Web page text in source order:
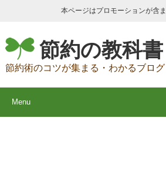
本ページはプロモーションが含
節約の教科書
節約術のコツが集まる・わかるブログ
Menu